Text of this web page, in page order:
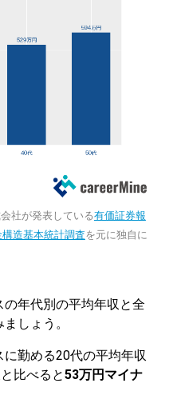
社が発表している有価証券報
構造基本統計調査を元に独自に
年代別の平均年収と全
しょう。
勤める20代の平均年収
比べると53万円マイナ